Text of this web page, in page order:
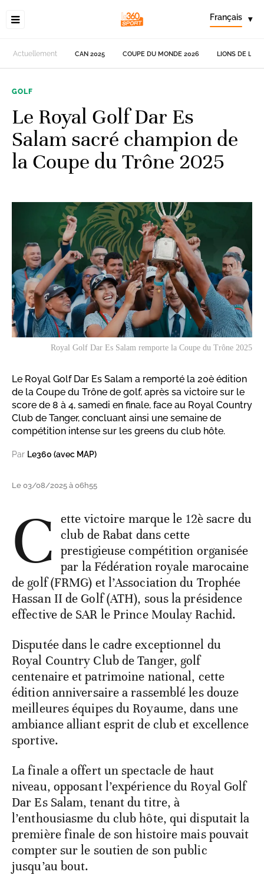
Français ▾
Actuellement CAN 2025 COUPE DU MONDE 2026 LIONS DE
GOLF
Le Royal Golf Dar Es
Salam sacré champion de
la Coupe du Trône 2025
Royal Golf Dar Es Salam remporte la Coupe du Trône 2025
Le Royal Golf Dar Es Salam a remporté la 20è édition
de la Coupe du Trône de golf, après sa victoire sur le
score de 8 à 4, samedi en finale, face au Royal Country
Club de Tanger, concluant ainsi une semaine de
compétition intense sur les greens du club hôte.
Par Le360 (avec MAP)
Le 03/08/2025 à 06h55
C ette victoire marque le 12è sacre du
club de Rabat dans cette
prestigieuse compétition organisée
par la Fédération royale marocaine
de golf (FRMG) et l’Association du Trophée
Hassan II de Golf (ATH), sous la présidence
effective de SAR le Prince Moulay Rachid.
Disputée dans le cadre exceptionnel du
Royal Country Club de Tanger, golf
centenaire et patrimoine national, cette
édition anniversaire a rassemblé les douze
meilleures équipes du Royaume, dans une
ambiance alliant esprit de club et excellence
sportive.
La finale a offert un spectacle de haut
niveau, opposant l’expérience du Royal Golf
Dar Es Salam, tenant du titre, à
l’enthousiasme du club hôte, qui disputait la
première finale de son histoire mais pouvait
compter sur le soutien de son public
jusqu’au bout.